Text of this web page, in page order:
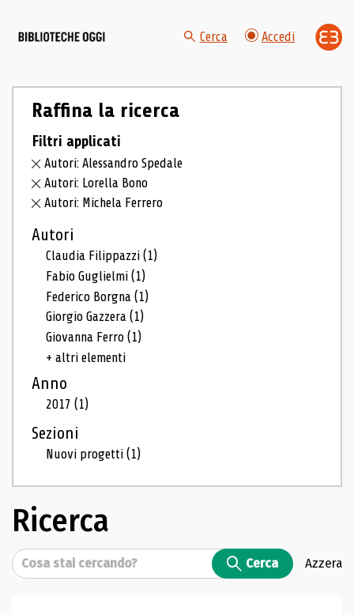
Cerca Accedi
Raffina la ricerca
Filtri applicati
Autori: Alessandro Spedale
Autori: Lorella Bono
Autori: Michela Ferrero
Autori
Claudia Filippazzi(1)
Fabio Guglielmi(1)
Federico Borgna(1)
Giorgio Gazzera(1)
Giovanna Ferro(1)
+ altri elementi
Anno
2017(1)
Sezioni
Nuovi progetti(1)
Ricerca
Cerca Cerca Azzera